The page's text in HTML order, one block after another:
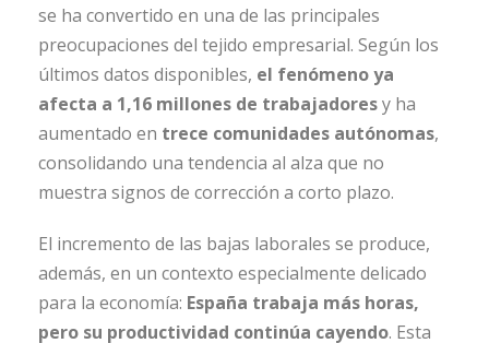
se ha convertido en una de las principales
preocupaciones del tejido empresarial. Según los
últimos datos disponibles, el fenómeno ya
afecta a 1,16 millones de trabajadoresy ha
aumentado en trece comunidades autónomas,
consolidando una tendencia al alza que no
muestra signos de corrección a corto plazo.
El incremento de las bajas laborales se produce,
además, en un contexto especialmente delicado
para la economía: España trabaja más horas,
pero su productividad continúa cayendo. Esta